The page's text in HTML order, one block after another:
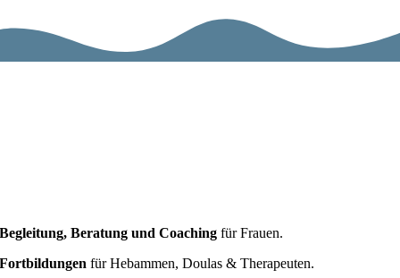
Begleitung, Beratung und Coaching für Frauen.
Fortbildungen für Hebammen, Doulas & Therapeuten.